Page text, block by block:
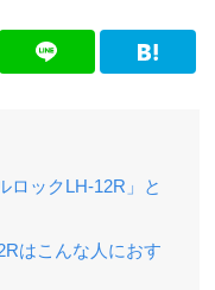
ロックLH-12R」と
はこんな人におす